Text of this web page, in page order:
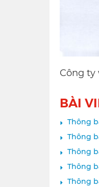
Công ty
BÀI
Thông
Thông
Thông
Thông
Thông